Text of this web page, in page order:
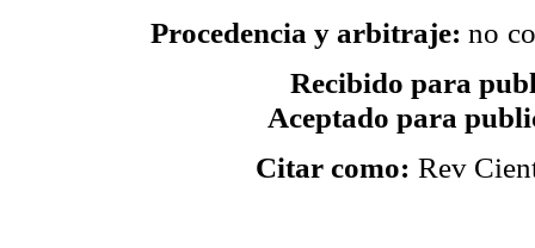
Procedencia y arbitraje: no
Recibido para
Aceptado para
Citar como: Rev